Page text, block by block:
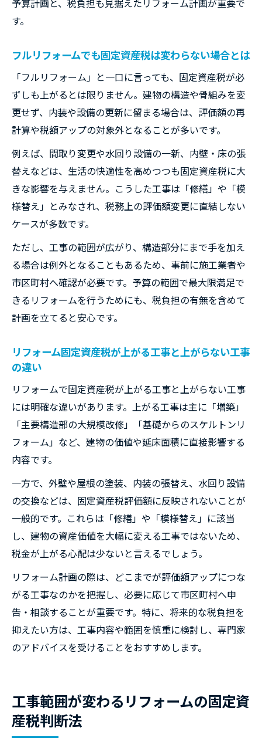
予算計画と、税負担も見据えたリフォーム計画が重要で
す。
フルリフォームでも固定資産税は変わらない場合とは
「フルリフォーム」と一口に言っても、固定資産税が必
ずしも上がるとは限りません。建物の構造や骨組みを変
更せず、内装や設備の更新に留まる場合は、評価額の再
計算や税額アップの対象外となることが多いです。
例えば、間取り変更や水回り設備の一新、内壁・床の張
替えなどは、生活の快適性を高めつつも固定資産税に大
きな影響を与えません。こうした工事は「修繕」や「模
様替え」とみなされ、税務上の評価額変更に直結しない
ケースが多数です。
ただし、工事の範囲が広がり、構造部分にまで手を加え
る場合は例外となることもあるため、事前に施工業者や
市区町村へ確認が必要です。予算の範囲で最大限満足で
きるリフォームを行うためにも、税負担の有無を含めて
計画を立てると安心です。
リフォーム固定資産税が上がる工事と上がらない工事
の違い
リフォームで固定資産税が上がる工事と上がらない工事
には明確な違いがあります。上がる工事は主に「増築」
「主要構造部の大規模改修」「基礎からのスケルトンリ
フォーム」など、建物の価値や延床面積に直接影響する
内容です。
一方で、外壁や屋根の塗装、内装の張替え、水回り設備
の交換などは、固定資産税評価額に反映されないことが
一般的です。これらは「修繕」や「模様替え」に該当
し、建物の資産価値を大幅に変える工事ではないため、
税金が上がる心配は少ないと言えるでしょう。
リフォーム計画の際は、どこまでが評価額アップにつな
がる工事なのかを把握し、必要に応じて市区町村へ申
告・相談することが重要です。特に、将来的な税負担を
抑えたい方は、工事内容や範囲を慎重に検討し、専門家
のアドバイスを受けることをおすすめします。
工事範囲が変わるリフォームの固定資
産税判断法